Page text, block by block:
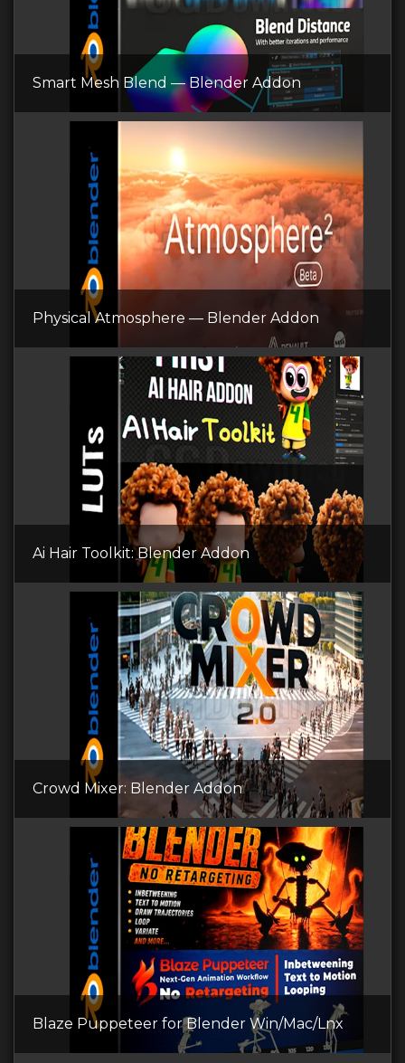
Smart Mesh Blend — Blender Addon
Physical Atmosphere — Blender Addon
Ai Hair Toolkit: Blender Addon
Crowd Mixer: Blender Addon
Blaze Puppeteer for Blender Win/Mac/Lnx